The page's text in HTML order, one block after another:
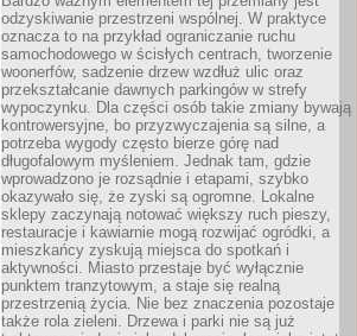
odzyskiwanie przestrzeni wspólnej. W praktyce
oznacza to na przykład ograniczanie ruchu
samochodowego w ścisłych centrach, tworzenie
woonerfów, sadzenie drzew wzdłuż ulic oraz
przekształcanie dawnych parkingów w strefy
wypoczynku. Dla części osób takie zmiany bywają
kontrowersyjne, bo przyzwyczajenia są silne, a
potrzeba wygody często bierze górę nad
długofalowym myśleniem. Jednak tam, gdzie
wprowadzono je rozsądnie i etapami, szybko
okazywało się, że zyski są ogromne. Lokalne
sklepy zaczynają notować większy ruch pieszy,
restauracje i kawiarnie mogą rozwijać ogródki, a
mieszkańcy zyskują miejsca do spotkań i
aktywności. Miasto przestaje być wyłącznie
punktem tranzytowym, a staje się realną
przestrzenią życia. Nie bez znaczenia pozostaje
także rola zieleni. Drzewa i parki nie są już